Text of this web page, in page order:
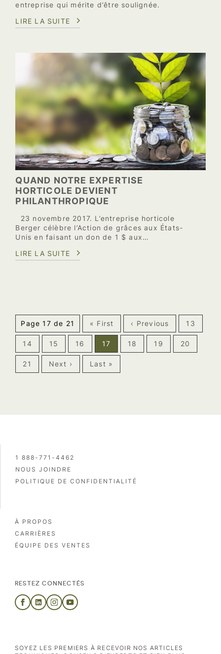
entreprise qui mérite d’être soulignée.
LIRE LA SUITE
QUAND NOTRE EXPERTISE
HORTICOLE DEVIENT
PHILANTHROPIQUE
23 novembre 2017. L’entreprise horticole
Berger célèbre l’Action de grâces aux États-
Unis en faisant un don de 1 $ aux…
LIRE LA SUITE
Page 17 de 21 « First ‹ Previous 13
14 15 16 17 18 19 20
21 Next › Last »
1 888-771-4462
NOUS JOINDRE
POLITIQUE DE CONFIDENTIALITÉ
À PROPOS
CARRIÈRES
ÉQUIPE DES VENTES
RESTEZ CONNECTÉS
SOYEZ LES PREMIERS À RECEVOIR NOS ARTICLES